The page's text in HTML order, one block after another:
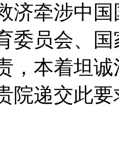
济牵涉中
委员会、
，本着坦
院递交此要